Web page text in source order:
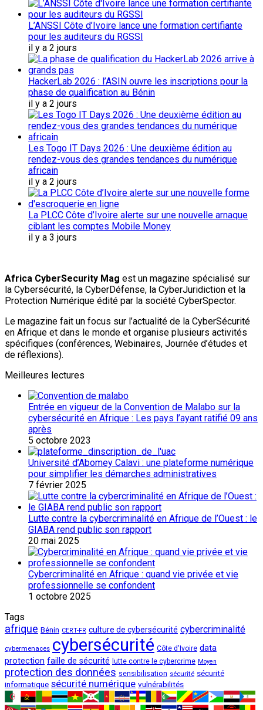
L’ANSSI Côte d’Ivoire lance une formation certifiante
pour les auditeurs du RGSSI
il y a 2 jours
HackerLab 2026 : l’ASIN ouvre les inscriptions pour la
phase de qualification au Bénin
il y a 2 jours
Les Togo IT Days 2026 : Une deuxième édition au
rendez-vous des grandes tendances du numérique
africain
il y a 2 jours
La PLCC Côte d’Ivoire alerte sur une nouvelle arnaque
ciblant les comptes Mobile Money
il y a 3 jours
Africa CyberSecurity Mag est un magazine spécialisé sur
la Cybersécurité, la CyberDéfense, la CyberJuridiction et la
Protection Numérique édité par la société CyberSpector.
Le magazine fait un focus sur l’actualité de la CyberSécurité
en Afrique et dans le monde et organise plusieurs activités
spécifiques (conférences, Webinaires, Journée d’études et
de réflexions).
Meilleures lectures
Entrée en vigueur de la Convention de Malabo sur la
cybersécurité en Afrique : Les pays l’ayant ratifié 09 ans
après
5 octobre 2023
Université d’Abomey Calavi : une plateforme numérique
pour simplifier les démarches administratives
7 février 2025
Lutte contre la cybercriminalité en Afrique de l’Ouest : le
GIABA rend public son rapport
20 mai 2025
Cybercriminalité en Afrique : quand vie privée et vie
professionnelle se confondent
1 octobre 2025
Tags
afrique Bénin CERT-FR culture de cybersécurité cybercriminalité
cybermenaces cybersécurité Côte d'Ivoire data
protection faille de sécurité lutte contre le cybercrime Moyen
protection des données sensibilisation sécurité sécurité
informatique sécurité numérique vulnérabilités